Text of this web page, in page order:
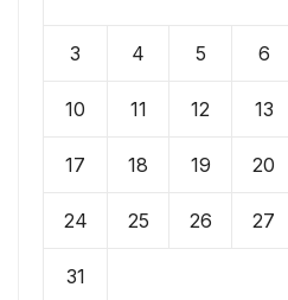
3 4 5 6
10 11 12 13
17 18 19 20
24 25 26 27
31